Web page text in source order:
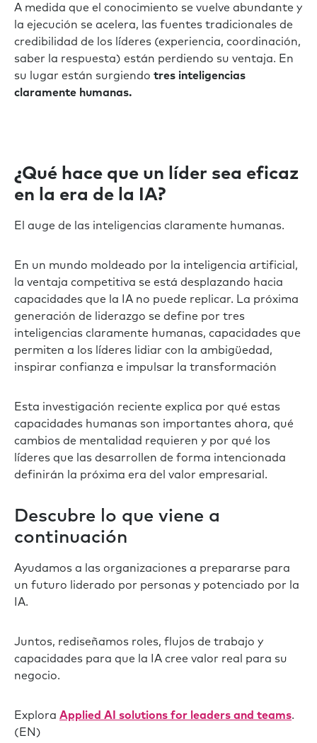
A medida que el conocimiento se vuelve abundante y
la ejecución se acelera, las fuentes tradicionales de
credibilidad de los líderes (experiencia, coordinación,
saber la respuesta) están perdiendo su ventaja. En
su lugar están surgiendo tres inteligencias
claramente humanas.
¿Qué hace que un líder sea eficaz
en la era de la IA?
El auge de las inteligencias claramente humanas.
En un mundo moldeado por la inteligencia artificial,
la ventaja competitiva se está desplazando hacia
capacidades que la IA no puede replicar. La próxima
generación de liderazgo se define por tres
inteligencias claramente humanas, capacidades que
permiten a los líderes lidiar con la ambigüedad,
inspirar confianza e impulsar la transformación
Esta investigación reciente explica por qué estas
capacidades humanas son importantes ahora, qué
cambios de mentalidad requieren y por qué los
líderes que las desarrollen de forma intencionada
definirán la próxima era del valor empresarial.
Descubre lo que viene a
continuación
Ayudamos a las organizaciones a prepararse para
un futuro liderado por personas y potenciado por la
IA.
Juntos, rediseñamos roles, flujos de trabajo y
capacidades para que la IA cree valor real para su
negocio.
Explora Applied AI solutions for leaders and teams.
(EN)